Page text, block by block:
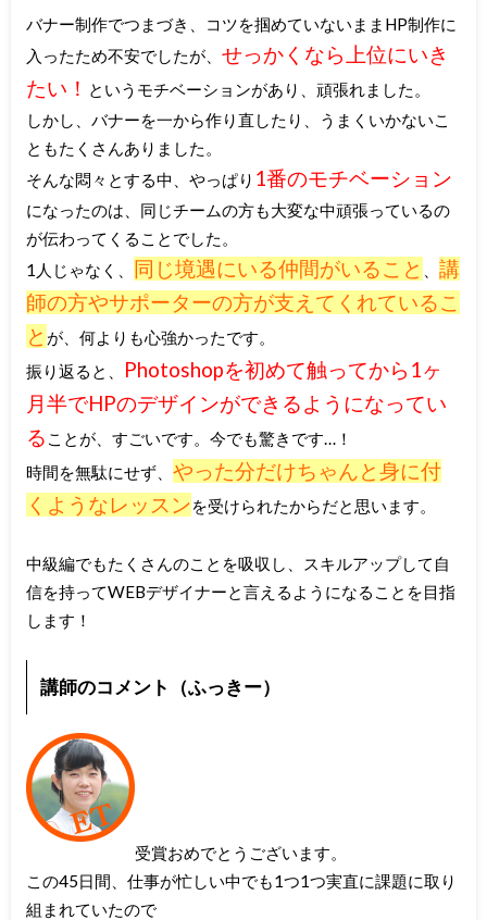
バナー制作でつまづき、コツを掴めていないままHP制作に
入ったため不安でしたが、 せっかくなら上位にいき
たい！ というモチベーションがあり、頑張れました。
しかし、バナーを一から作り直したり、うまくいかないこ
ともたくさんありました。
そんな悶々とする中、やっぱり 1番のモチベーション
になったのは、同じチームの方も大変な中頑張っているの
が伝わってくることでした。
1人じゃなく、
同じ境遇にいる仲間がいること
講
師の方やサポーターの方が支えてくれているこ
と が、何よりも心強かったです。
振り返ると、
Photoshopを初めて触ってから1ヶ
月半でHPのデザインができるようになってい
る ことが、すごいです。今でも驚きです…！
時間を無駄にせず、 やった分だけちゃんと身に付
くようなレッスンを受けられたからだと思います。
中級編でもたくさんのことを吸収し、スキルアップして自
信を持ってWEBデザイナーと言えるようになることを目指
します！
講師のコメント（ふっきー）
受賞おめでとうございます。
この45日間、仕事が忙しい中でも1つ1つ実直に課題に取り
組まれていたので